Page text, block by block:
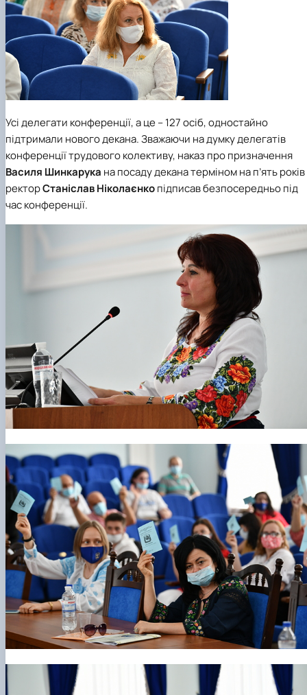
Усі делегати конференції, а це – 127 осіб, одностайно
підтримали нового декана. Зважаючи на думку делегатів
конференції трудового колективу, наказ про призначення
Василя Шинкарука на посаду декана терміном на п’ять років
ректорСтаніслав Ніколаєнкопідписав безпосередньо під
час конференції.